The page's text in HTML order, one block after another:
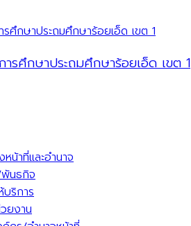
รศึกษาประถมศึกษาร้อยเอ็ด เขต 1
หน้าที่และอำนาจ
นธกิจ
บริการ
ยงาน